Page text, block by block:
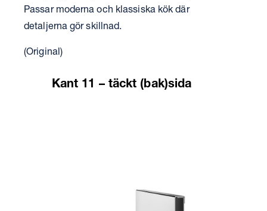
Passar moderna och klassiska kök där
detaljerna gör skillnad.
(Original)
Kant 11 – täckt (bak)sida